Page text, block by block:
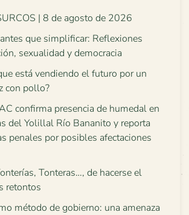
| 8 de agosto de 2026
que simplificar: Reflexiones
sexualidad y democracia
está vendiendo el futuro por un
con pollo?
confirma presencia de humedal en
del Yolillal Río Bananito y reporta
penales por posibles afectaciones
Tonteras…, de hacerse el
retontos
método de gobierno: una amenaza